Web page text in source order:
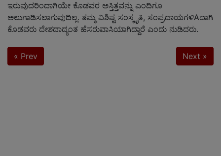
ಇರುವುದರಿಂದಾಗಿಯೇ ಕೊಡವರ ಅಸ್ತಿತ್ತವನ್ನು ಎಂದಿಗೂ
ಅಲುಗಾಡಿಸಲಾಗುವುದಿಲ್ಲ. ತಮ್ಮ ವಿಶಿಷ್ಟ ಸಂಸ್ಕೃತಿ, ಸಂಪ್ರದಾಯಗಳಿAದಾಗಿ
ಕೊಡವರು ದೇಶದಾದ್ಯಂತ ಹೆಸರುವಾಸಿಯಾಗಿದ್ದಾರೆ ಎಂದು ನುಡಿದರು.
« Prev Next »